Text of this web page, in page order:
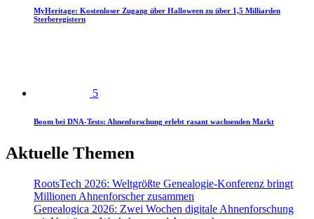
MyHeritage: Kostenloser Zugang über Halloween zu über 1,5 Milliarden
Sterberegistern
5
Boom bei DNA-Tests: Ahnenforschung erlebt rasant wachsenden Markt
Aktuelle Themen
RootsTech 2026: Weltgrößte Genealogie-Konferenz bringt
Millionen Ahnenforscher zusammen
Genealogica 2026: Zwei Wochen digitale Ahnenforschung